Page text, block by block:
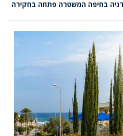
בחיפה המשטרה פתחה בחקירה